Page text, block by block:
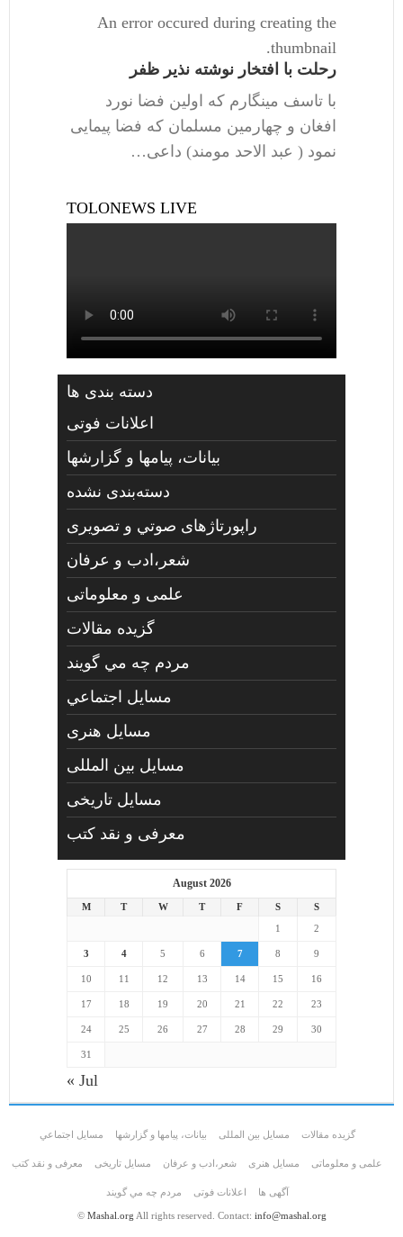
An error occured during creating the
thumbnail.
رحلت با افتخار نوشته نذیر ظفر
با تاسف مینگارم که اولین فضا نورد
افغان و چهارمین مسلمان که فضا پیمایی
نمود ( عبد الاحد مومند) داعی…
TOLONEWS LIVE
دسته بندی ها
اعلانات فوتی
بیانات، پیامها و گزارشها
دسته‌بندی نشده
راپورتاژهای صوتي و تصويری
شعر،ادب و عرفان
علمی و معلوماتی
گزیده مقالات
مردم چه مي گويند
مسايل اجتماعي
مسايل هنری
مسایل بین المللی
مسایل تاریخی
معرفی و نقد کتب
August 2026
M T W T F S
S
1
2
3 4 5 6 7 8 9
10 11 12 13 14 15 16
17 18 19 20 21 22 23
24 25 26 27 28 29 30
31
« Jul
گزیده مقالات مسایل بین المللی بیانات، پیامها و گزارشها مسايل اجتماعي
علمی و معلوماتی مسايل هنری شعر،ادب و عرفان مسایل تاریخی معرفی و نقد کتب
آگهی ها اعلانات فوتی مردم چه مي گويند
© Mashal.org All rights reserved. Contact: info@mashal.org